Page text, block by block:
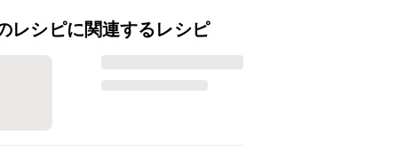
レシピに関連するレシピ